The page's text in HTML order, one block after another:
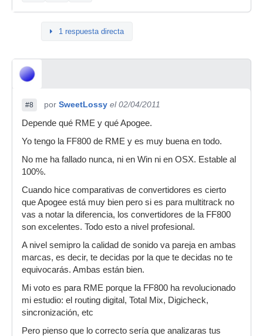
1 respuesta directa
#8 por SweetLossy el 02/04/2011
Depende qué RME y qué Apogee.
Yo tengo la FF800 de RME y es muy buena en todo.
No me ha fallado nunca, ni en Win ni en OSX. Estable al
100%.
Cuando hice comparativas de convertidores es cierto
que Apogee está muy bien pero si es para multitrack no
vas a notar la diferencia, los convertidores de la FF800
son excelentes. Todo esto a nivel profesional.
A nivel semipro la calidad de sonido va pareja en ambas
marcas, es decir, te decidas por la que te decidas no te
equivocarás. Ambas están bien.
Mi voto es para RME porque la FF800 ha revolucionado
mi estudio: el routing digital, Total Mix, Digicheck,
sincronización, etc
Pero pienso que lo correcto sería que analizaras tus